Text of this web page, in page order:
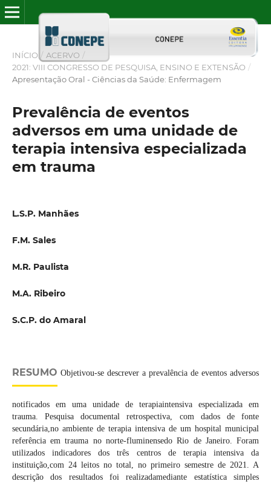
INÍCIO / ACERVO /
2021: VIII CONGRESSO DE PESQUISA, ENSINO E EXTENSÃO /
Apresentação Oral - Ciências da Saúde: Enfermagem
Prevalência de eventos
adversos em uma unidade de
terapia intensiva especializada
em trauma
L.S.P. Manhães
F.M. Sales
M.R. Paulista
M.A. Ribeiro
S.C.P. do Amaral
RESUMO Objetivou-se descrever a prevalência de eventos adversos
notificados em uma unidade de terapiaintensiva especializada em
trauma. Pesquisa documental retrospectiva, com dados de fonte
secundária,no ambiente de terapia intensiva de um hospital municipal
referência em trauma no norte-fluminensedo Rio de Janeiro. Foram
utilizados indicadores dos três centros de terapia intensiva da
instituição,com 24 leitos no total, no primeiro semestre de 2021. A
descrição dos resultados foi realizadamediante estatística simples